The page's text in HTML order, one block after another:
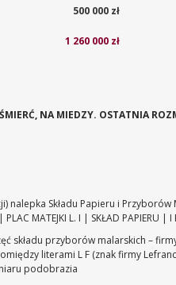
500 000 zł
1 260 000 zł
NA MIEDZY. OSTATNIA
nalepka Składu Papieru i Przyborów
MATEJKI L. I | SKŁAD PAPIERU |
składu przyborów malarskich –
literami L F (znak firmy
podobrazia